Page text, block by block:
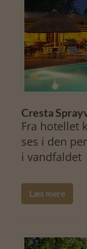
Cresta
Fra hotellet
ses i den
i vandfaldet
Læs mere